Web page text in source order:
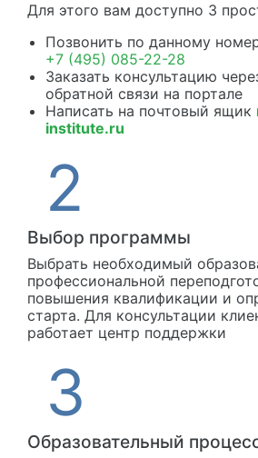
Для этого вам доступно 3
Позвонить по данному
+7 (495) 085-22-28
Заказать консультацию
обратной связи на портале
Написать на почтовый ящик
institute.ru
Выбор программы
Выбрать необходимый
профессиональной
повышения квалификации и
старта. Для консультации
работает центр поддержки
Образовательный